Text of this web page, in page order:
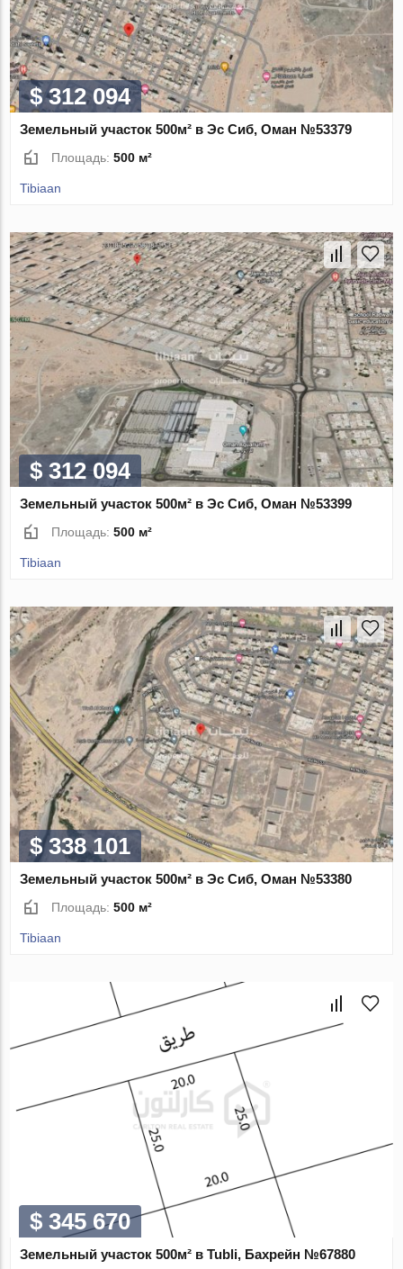
$ 312 094
Земельный участок 500м² в Эс Сиб, Оман №53379
Площадь:500 м²
Tibiaan
$ 312 094
Земельный участок 500м² в Эс Сиб, Оман №53399
Площадь:500 м²
Tibiaan
$ 338 101
Земельный участок 500м² в Эс Сиб, Оман №53380
Площадь:500 м²
Tibiaan
$ 345 670
Земельный участок 500м² в Tubli, Бахрейн №67880